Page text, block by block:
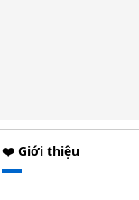
❤️ Giới thiệu